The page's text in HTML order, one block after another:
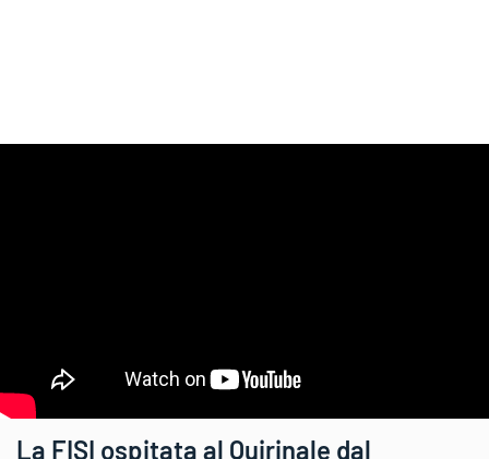
La FISI ospitata al Quirinale dal